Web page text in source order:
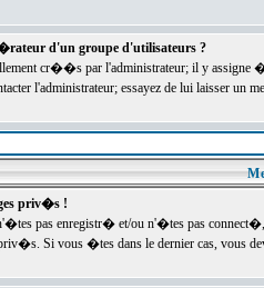
d'un groupe d'utilisateurs ?
cr��s par l'administrateur; il y
l'administrateur; essayez de lui laisser un
priv�s !
pas enregistr� et/ou n'�tes pas
Si vous �tes dans le dernier cas, vous